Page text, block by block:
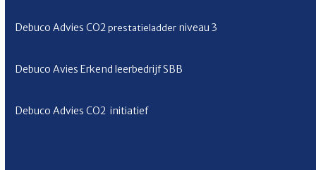
Debuco Advies CO2prestatieladder niveau 3
Debuco Avies Erkend leerbedrijf SBB
Debuco Advies CO2initiatief